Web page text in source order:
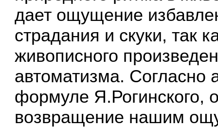
дает ощущение
страдания и скуки, так
живописного
автоматизма. Согласно
формуле Я.Рогинского,
возвращение нашим